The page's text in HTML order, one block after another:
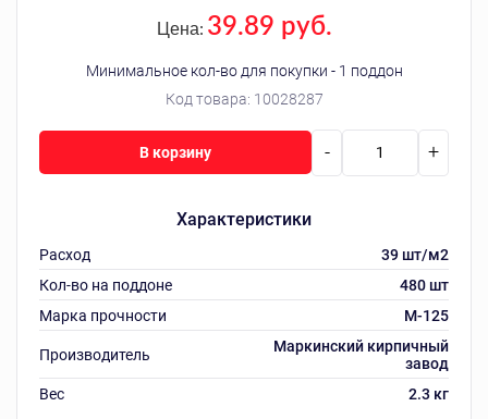
Код товара: 10028287
Цена: 39.89 руб.
Минимальное кол-во для покупки - 1 поддон
Характеристики
Расход
39 шт/м2
Кол-во на поддоне
480 шт
Марка прочности
M-125
Производитель
Маркинский кирпичный
завод
Вес
2.3 кг
- +
В корзину